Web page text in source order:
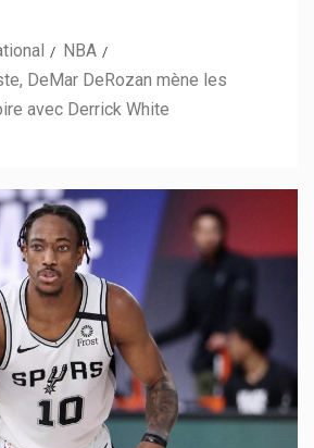
NBA
DeMar DeRozan mène les
avec Derrick White